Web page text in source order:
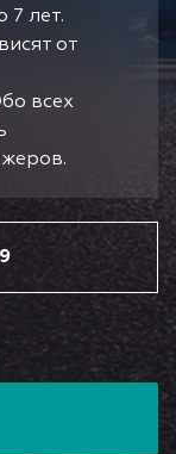
7 лет.
от
всех